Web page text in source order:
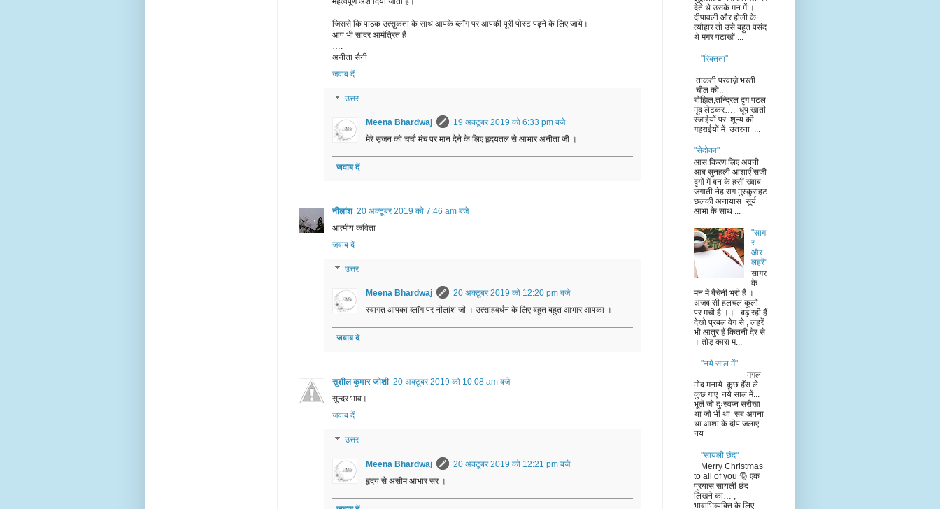
जिससे कि पाठक उत्सुकता के साथ आपके ब्लॉग पर आपकी पूरी पोस्ट पढ़ने के लिए जाये।
आप भी सादर आमंत्रित है
….
अनीता सैनी
जवाब दें
उत्तर
Meena Bhardwaj
19 अक्टूबर 2019 को 6:33 pm बजे
मेरे सृजन को चर्चा मंच पर मान देने के लिए हृदयतल से आभार अनीता जी ।
जवाब दें
नीलांश 20 अक्टूबर 2019 को 7:46 am बजे
आत्मीय कविता
जवाब दें
उत्तर
Meena Bhardwaj
20 अक्टूबर 2019 को 12:20 pm बजे
स्वागत आपका ब्लॉग पर नीलांश जी । उत्साहवर्धन के लिए बहुत बहुत आभार आपका ।
जवाब दें
सुशील कुमार जोशी 20 अक्टूबर 2019 को 10:08 am बजे
सुन्दर भाव।
जवाब दें
उत्तर
Meena Bhardwaj
20 अक्टूबर 2019 को 12:21 pm बजे
हृदय से असीम आभार सर ।
देते थे उसके मन में ।
दीपावली और होली के
त्यौहार तो उसे बहुत पसंद
थे मगर पटाखों ...
"रिक्तता"
ताकती परवाज़े भरती
चील को..
बोझिल,तन्द्रिल दृग पटल
मूंद लेटकर…, धूप खाती
रजाईयों पर शून्य की
गहराईयों में उतरना ...
"सेदोका"
आस किरण लिए अपनी
आब सुनहली आशाएँ सजी
दृगों में बन के हसीं ख्वाब
जगाती नेह राग मुस्कुराहट
छलकी अनायास सूर्य
आभा के साथ ...
"साग
र
और
लहरें"
सागर
के
मन में बैचेनी भरी है ।
अजब सी हलचल कूलों
पर मची है ।। बढ़ रही हैं
देखो प्रबल वेग से , लहरें
भी आतुर हैं कितनी देर से
। तोड़ कारा म...
"नये साल में"
मंगल
मोद मनाये कुछ हँस ले
कुछ गाए नये साल में...
भूलें जो दुःस्वप्न सरीखा
था जो भी था सब अपना
था आशा के दीप जलाए
नय...
"सायली छंद"
Merry Christmas
to all of you 🎅 एक
प्रयास सायली छंद
लिखने का… ,
भावाभिव्यक्ति के लिए